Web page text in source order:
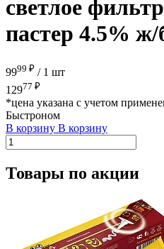
светлое
пастер 4.5% ж/
9999 ₽ / 1 шт
12977 ₽
*цена указана с учетом
Быстроном
В корзину В корзину
Товары по акции